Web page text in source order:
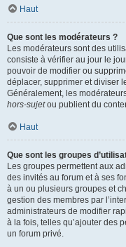
Haut
Que sont les modérateurs ?
Les modérateurs sont des
consiste à vérifier au jour le
pouvoir de modifier ou
déplacer, supprimer et diviser
Généralement, les
hors-sujetou publient du
Haut
Que sont les groupes
Les groupes permettent aux
des invités au forum et à ses
à un ou plusieurs groupes et
gestion des membres par
administrateurs de modifier
à la fois, telles qu’ajouter des
un forum privé.